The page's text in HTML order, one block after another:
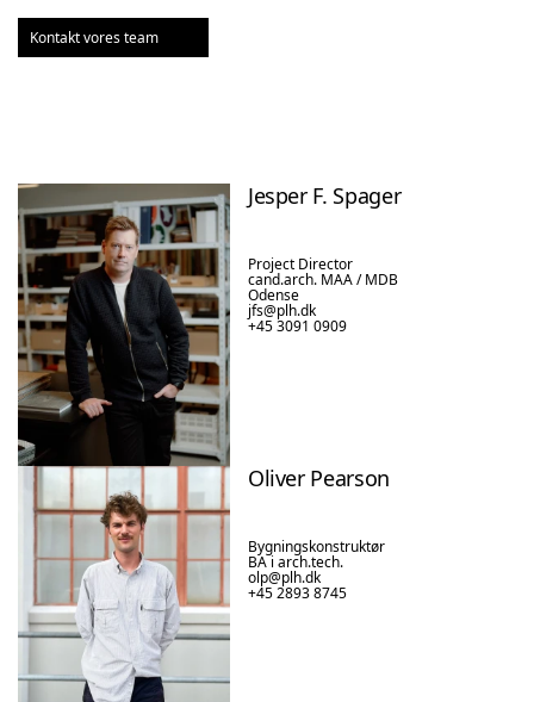
Kontakt vores team
Jesper F. Spager
Project Director
cand.arch. MAA / MDB
Odense
jfs@plh.dk
+45 3091 0909
Oliver Pearson
Bygningskonstruktør
BA i arch.tech.
olp@plh.dk
+45 2893 8745